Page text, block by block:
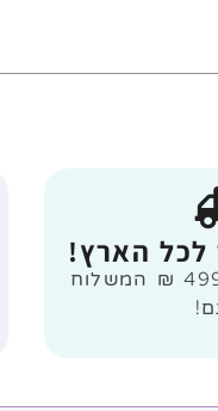
לכל הארץ!
בכל קניה מעל 499 ₪ המשלוח